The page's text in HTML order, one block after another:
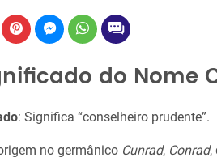
do Nome
: Significa “conselheiro prudente”.
no germânico Cunrad, Conrad,